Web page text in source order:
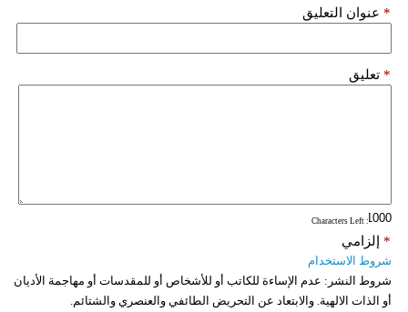
عنوان التعليق *
تعليق *
: Characters Left
إلزامي *
شروط الاستخدام
شروط النشر: عدم الإساءة للكاتب أو للأشخاص أو للمقدسات أو مهاجمة الأديان
أو الذات الالهية. والابتعاد عن التحريض الطائفي والعنصري والشتائم.